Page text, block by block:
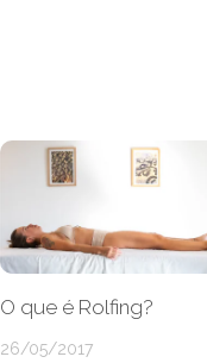
O que é Rolfing?
26/05/2017